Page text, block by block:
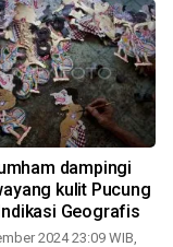
dampingi
kulit Pucung
Geografis
2024 23:09 WIB,